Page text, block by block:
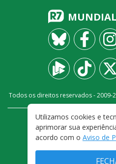
Todos os direitos reservados - 2009-
FALE
TERMOS E
Utilizamos cookies e
aprimorar sua
acordo com o Aviso de